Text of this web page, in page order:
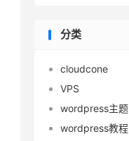
分类
cloudcone
VPS
wordpress主题
wordpress教程